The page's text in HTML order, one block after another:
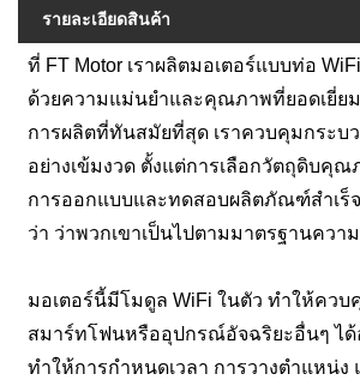
รายละเอียดสินค้า
ที่ FT Motor เราผลิตมอเตอร์แบบท่อ
ด้วยความแม่นยำและคุณภาพที่ยอดเยี่ย
การผลิตที่ทันสมัยที่สุด เราควบคุมกระบ
อย่างเข้มงวด ตั้งแต่การเลือกวัตถุดิบคุณ
การออกแบบและทดสอบผลิตภัณฑ์สำเร็
ว่า ว่าพวกเขาเป็นไปตามมาตรฐานควา
มอเตอร์นี้มีโมดูล WiFi ในตัว ทำให้ควบ
สมาร์ทโฟนหรืออุปกรณ์อัจฉริยะอื่นๆ ได้
ทำให้การกำหนดเวลา การวางตำแหน่ง